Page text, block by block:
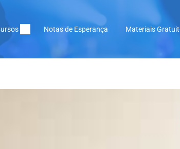
Notas de Esperança Materiais